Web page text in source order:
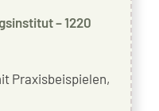
– 1220
Praxisbeispielen,